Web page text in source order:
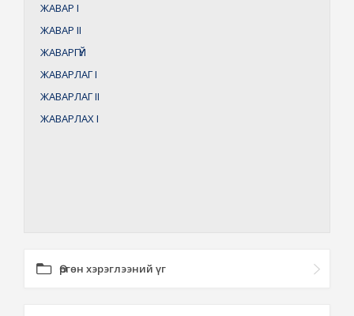
ЖАВАР I
ЖАВАР II
ЖАВАРГҮЙ
ЖАВАРЛАГI
ЖАВАРЛАГII
ЖАВАРЛАХI
Өргөн хэрэглээний үг